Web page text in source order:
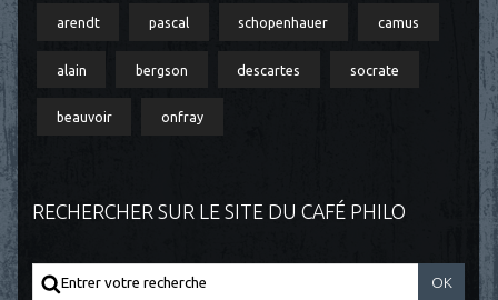
arendt pascal schopenhauer camus
alain bergson descartes socrate
beauvoir onfray
RECHERCHER SUR LE SITE DU CAFÉ PHILO